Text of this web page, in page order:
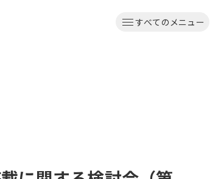
すべてのメニュー